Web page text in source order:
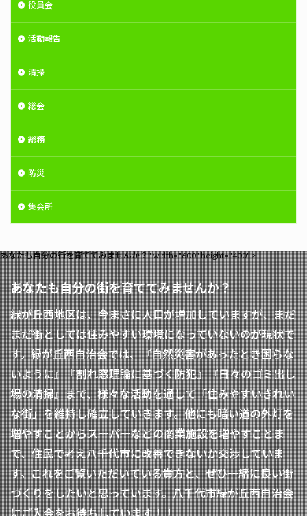
役員会
活動報告
清掃
総会
総務
防災
集会所
あなたも自分の街を育ててみませんか？" width="600" height="400" >
あなたも自分の街を育ててみませんか？
緑が丘西地区は、今まさに人口が増加していますが、まだ
まだ街としては住みやすい環境になっていないのが現状で
す。緑が丘西自治会では、『自然災害があったとき困らな
いように』『割れ窓理論に基づく防犯』『日々のゴミ出し
場の清掃』まで、様々な活動を通して「住みやすいきれい
な街」を維持し確立していきます。他にも暗い道の外灯を
増やすことからスーパーなどの商業施設を増やすことま
で、住民で考え八千代市に改善できないか交渉していま
す。これをご覧いただいている貴方と、ぜひ一緒に良い街
づくりをしたいと思っています。八千代市緑が丘西自治会
にご入会をお待ちしています！！